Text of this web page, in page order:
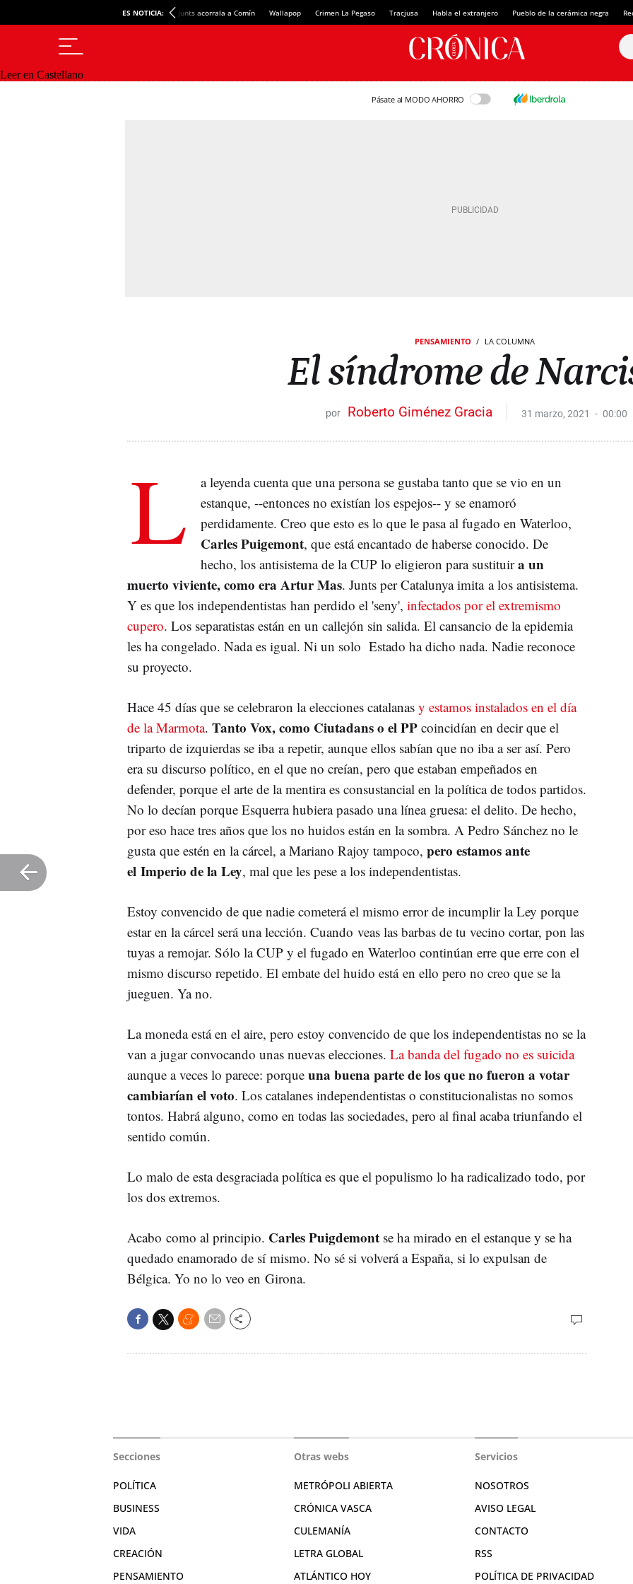
ES NOTICIA: Junts acorrala a Comín Wallapop Crimen La Pegaso Tracjusa Habla el extranjero Pueblo de la cerámica negra
Leer en Castellano
Pásate al MODO AHORRO
PENSAMIENTO LA COLUMNA
El síndrome de
Roberto Giménez Gracia 31 marzo, 2021 00:00
L
a leyenda cuenta que una persona se gustaba tanto que se vio en un
estanque, --entonces no existían los espejos-- y se enamoró
perdidamente. Creo que esto es lo que le pasa al fugado en Waterloo,
Carles Puigemont, que está encantado de haberse conocido. De
hecho, los antisistema de la CUP lo eligieron para sustituira un
muerto viviente, como era Artur Mas. Junts per Catalunya imita a los antisistema.
Y es que los independentistas han perdido el 'seny', infectados por el extremismo
cupero. Los separatistas están en un callejón sin salida. El cansancio de la epidemia
les ha congelado. Nada es igual. Ni un solo Estado ha dicho nada. Nadie reconoce
su proyecto.
Hace 45 días que se celebraron la elecciones catalanas y estamos instalados en el día
de la Marmota. Tanto Vox, como Ciutadans o el PP coincidían en decir que el
triparto de izquierdas se iba a repetir, aunque ellos sabían que no iba a ser así. Pero
era su discurso político, en el que no creían, pero que estaban empeñados en
defender, porque el arte de la mentira es consustancial en la política de todos partidos.
No lo decían porque Esquerra hubiera pasado una línea gruesa: el delito. De hecho,
por eso hace tres años que los no huidos están en la sombra. A Pedro Sánchez no le
gusta que estén en la cárcel, a Mariano Rajoy tampoco, pero estamos ante
el Imperio de la Ley, mal que les pese a los independentistas.
Estoy convencido de que nadie cometerá el mismo error de incumplir la Ley porque
estar en la cárcel será una lección. Cuando veas las barbas de tu vecino cortar, pon las
tuyas a remojar. Sólo la CUP y el fugado en Waterloo continúan erre que erre con el
mismo discurso repetido. El embate del huido está en ello pero no creo que se la
jueguen. Ya no.
La moneda está en el aire, pero estoy convencido de que los independentistas no se la
van a jugar convocando unas nuevas elecciones. La banda del fugado no es suicida
aunque a veces lo parece: porque una buena parte de los que no fueron a votar
cambiarían el voto. Los catalanes independentistas o constitucionalistas no somos
tontos. Habrá alguno, como en todas las sociedades, pero al final acaba triunfando el
sentido común.
Lo malo de esta desgraciada política es que el populismo lo ha radicalizado todo, por
los dos extremos.
Acabo como al principio. Carles Puigdemont se ha mirado en el estanque y se ha
quedado enamorado de sí mismo. No sé si volverá a España, si lo expulsan de
Bélgica. Yo no lo veo en Girona.
Secciones
POLÍTICA
BUSINESS
VIDA
CREACIÓN
PENSAMIENTO
Otras webs
METRÓPOLI ABIERTA
CRÓNICA VASCA
CULEMANÍA
LETRA GLOBAL
ATLÁNTICO HOY
Servicios
NOSOTROS
AVISO LEGAL
CONTACTO
RSS
POLÍTICA DE PRIVACIDAD